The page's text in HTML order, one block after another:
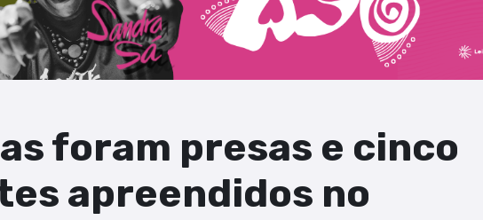
foram presas e cinco
apreendidos no